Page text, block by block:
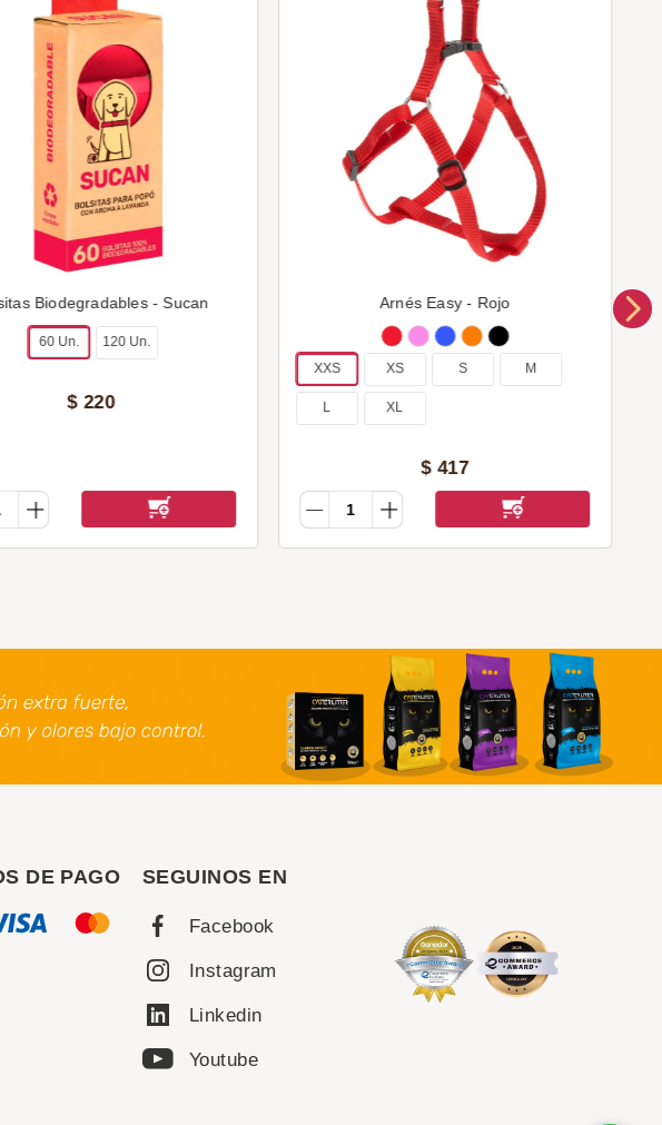
Biodegradables - Sucan
60 Un. 120 Un.
$ 220
Arnés Easy - Rojo
XXS XS S M
L XL
$ 417
DE PAGO SEGUINOS EN
Facebook
Instagram
Linkedin
Youtube